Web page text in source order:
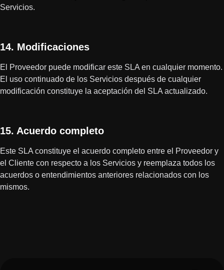
Servicios.
14. Modificaciones
El Proveedor puede modificar este SLA en cualquier momento.
El uso continuado de los Servicios después de cualquier
modificación constituye la aceptación del SLA actualizado.
15. Acuerdo completo
Este SLA constituye el acuerdo completo entre el Proveedor y
el Cliente con respecto a los Servicios y reemplaza todos los
acuerdos o entendimientos anteriores relacionados con los
mismos.